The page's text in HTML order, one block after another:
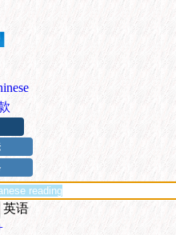
英语